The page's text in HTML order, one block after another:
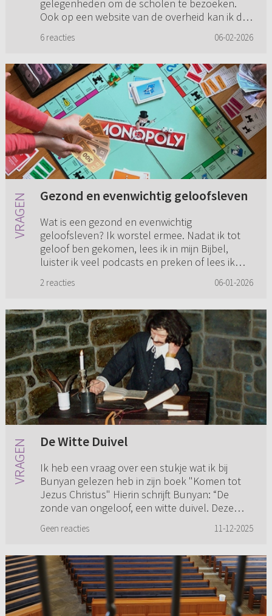
gelegenheden om de scholen te bezoeken.
Ook op een website van de overheid kan ik de
6 reacties 06-02-2026
Gezond en evenwichtig geloofsleven
Wat is een gezond en evenwichtig
geloofsleven? Ik worstel ermee. Nadat ik tot
geloof ben gekomen, lees ik in mijn Bijbel,
luister ik veel podcasts en preken of lees ik
2 reacties 06-01-2026
De Witte Duivel
Ik heb een vraag over een stukje wat ik bij
Bunyan gelezen heb in zijn boek "Komen tot
Jezus Christus" Hierin schrijft Bunyan: “De
zonde van ongeloof, een witte duivel. Deze
Geen reacties 11-12-2025